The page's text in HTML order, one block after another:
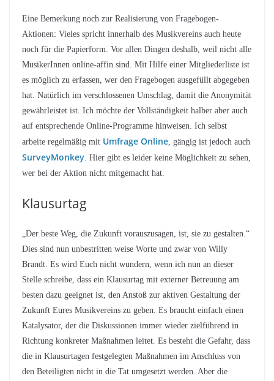
Eine Bemerkung noch zur Realisierung von Fragebogen-
Aktionen: Vieles spricht innerhalb des Musikvereins auch heute
noch für die Papierform. Vor allen Dingen deshalb, weil nicht alle
MusikerInnen online-affin sind. Mit Hilfe einer Mitgliederliste ist
es möglich zu erfassen, wer den Fragebogen ausgefüllt abgegeben
hat. Natürlich im verschlossenen Umschlag, damit die Anonymität
gewährleistet ist. Ich möchte der Vollständigkeit halber aber auch
auf entsprechende Online-Programme hinweisen. Ich selbst
arbeite regelmäßig mit Umfrage Online , gängig ist jedoch auch
SurveyMonkey . Hier gibt es leider keine Möglichkeit zu sehen,
wer bei der Aktion nicht mitgemacht hat.
Klausurtag
„Der beste Weg, die Zukunft vorauszusagen, ist, sie zu gestalten.“
Dies sind nun unbestritten weise Worte und zwar von Willy
Brandt. Es wird Euch nicht wundern, wenn ich nun an dieser
Stelle schreibe, dass ein Klausurtag mit externer Betreuung am
besten dazu geeignet ist, den Anstoß zur aktiven Gestaltung der
Zukunft Eures Musikvereins zu geben. Es braucht einfach einen
Katalysator, der die Diskussionen immer wieder zielführend in
Richtung konkreter Maßnahmen leitet. Es besteht die Gefahr, dass
die in Klausurtagen festgelegten Maßnahmen im Anschluss von
den Beteiligten nicht in die Tat umgesetzt werden. Aber die